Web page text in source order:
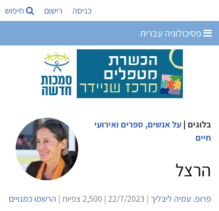
כניסה רישום חיפוש
פסיכולוגיה עברית
בלוגים | על אנשים, ספרים ואירועי
חיים
הרצל
פרופ. עמיה ליבליך | 22/7/2023 | 2,500 צפיות |
הרשמו כמנויים